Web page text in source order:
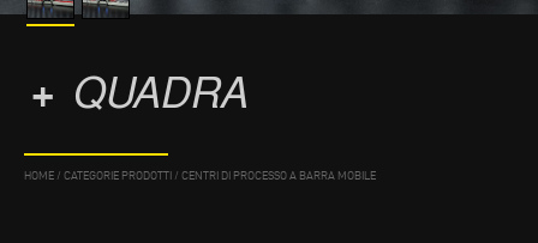
+ QUADRA
HOME / CATEGORIE PRODOTTI / CENTRI DI PROCESSO A BARRA MOBILE